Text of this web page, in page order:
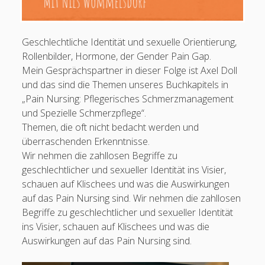
Schmerztherapie und TENS
#29 Alex Bluhm: Berufspolitischer Dreiklang und spezielle
Schmerzpflege
#28 Alexandra Scherg: Perspektiven der Palliativversorgung
Das EDPN – European Diploma in Pain Nursing
#27 Nadja Areh-Gruber: Kulturelle und individuelle
Schmerzbewältigung
FÜNF FRAGEN an Tim Szallies zu prozeduralen Schmerzen
FÜNF FRAGEN an Simon Ludwig-Pricha zu ATA, OTA und Physician
#26 Julian Graf-Geduhn: Social Media und SAPV, Schmerz und
Sterben
FÜNF FRAGEN an Susanne Geppert zum Schmerz in der
Praxisanleitung
Schmerztherapie
Krankenpfleger
European Diploma in Pain Nursing (EFIC)
Pflegefachperson für Spezielle Schmerzpflege / Pain
Nurse Plus m. Ausz. (Dt. Schmerzges.)
Pflegefachperson für Palliative Care
Staatl. anerk. Praxisanleiter
Pflegefachperson p-e-ac® Ohrakupunktur
Mitgliedschaften
Geschlechtliche Identität und sexuelle Orientierung,
Rollenbilder, Hormone, der Gender Pain Gap.
Mein Gesprächspartner in dieser Folge ist Axel Doll
und das sind die Themen unseres Buchkapitels in
„Pain Nursing: Pflegerisches Schmerzmanagement
und Spezielle Schmerzpflege“.
Themen, die oft nicht bedacht werden und
überraschenden Erkenntnisse.
Wir nehmen die zahllosen Begriffe zu
geschlechtlicher und sexueller Identität ins Visier,
schauen auf Klischees und was die Auswirkungen
auf das Pain Nursing sind. Wir nehmen die zahllosen
Begriffe zu geschlechtlicher und sexueller Identität
ins Visier, schauen auf Klischees und was die
Auswirkungen auf das Pain Nursing sind.